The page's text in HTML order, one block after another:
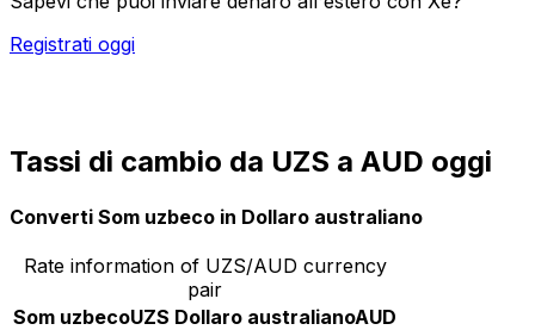
Registrati oggi
Tassi di cambio da UZS a AUD oggi
Converti Som uzbeco in Dollaro australiano
Rate information of UZS/AUD currency
pair
Som uzbecoUZS Dollaro australianoAUD